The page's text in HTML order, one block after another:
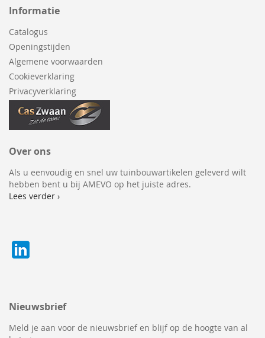
Nieuwsbrief
Meld je aan voor de nieuwsbrief en blijf op de hoogte van al
Informatie
Catalogus
Openingstijden
Algemene voorwaarden
Cookieverklaring
Privacyverklaring
Over ons
Als u eenvoudig en snel uw tuinbouwartikelen geleverd wilt
hebben bent u bij AMEVO op het juiste adres.
Lees verder ›